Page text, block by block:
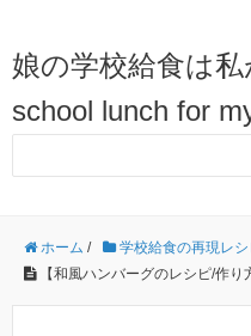
娘の学校給食は
school lunch for
ホーム / 学校給食の再現レ
【和風ハンバーグのレシピ/作り